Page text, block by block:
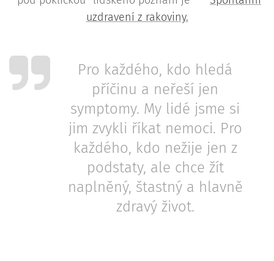
uzdravení z rakoviny.
Pro každého, kdo hledá
příčinu a neřeší jen
symptomy. My lidé jsme si
jim zvykli říkat nemoci. Pro
každého, kdo nežije jen z
podstaty, ale chce žít
naplněný, štastný a hlavně
zdravý život.